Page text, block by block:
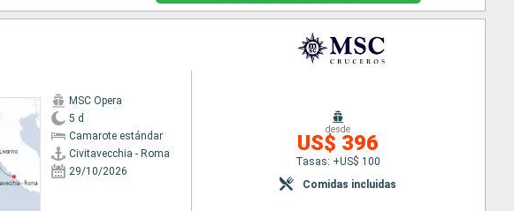
MSC Opera
5 d
Camarote estándar
Civitavecchia - Roma
29/10/2026
desde
US$ 396
Tasas: +US$ 100
Comidas incluidas